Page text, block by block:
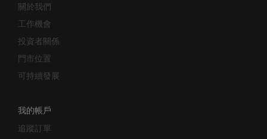
關於我們
工作機會
投資者關係
門市位置
可持續發展
我的帳戶
追蹤訂單